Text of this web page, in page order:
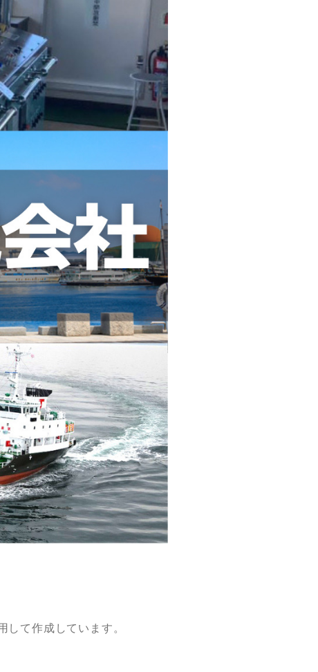
て作成しています。